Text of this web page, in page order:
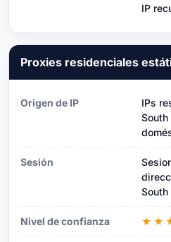
IP
Proxies residenciales
Origen de IP
IPs
South
Sesión
South
Nivel de confianza